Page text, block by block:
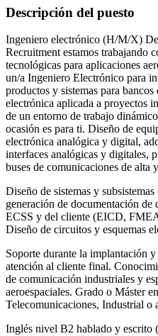
Descripción del puesto
Ingeniero electrónico (H/M/X)
Recruitment estamos trabajando
tecnológicas para aplicaciones
un/a Ingeniero Electrónico para
productos y sistemas para
electrónica aplicada a proyectos
de un entorno de trabajo
ocasión es para ti. Diseño de
electrónica analógica y digital,
interfaces analógicas y digitales,
buses de comunicaciones de alta
Diseño de sistemas y
generación de documentación de
ECSS y del cliente (EICD,
Diseño de circuitos y esquemas
Soporte durante la implantación
atención al cliente final.
de comunicación industriales y
aeroespaciales. Grado o Máster
Telecomunicaciones, Industrial o
Inglés nivel B2 hablado y escrito